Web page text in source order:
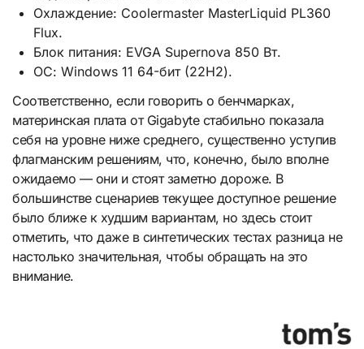
Охлаждение: Coolermaster MasterLiquid PL360
Flux.
Блок питания: EVGA Supernova 850 Вт.
ОС: Windows 11 64-бит (22H2).
Соответственно, если говорить о бенчмарках,
материнская плата от Gigabyte стабильно показала
себя на уровне ниже среднего, существенно уступив
флагманским решениям, что, конечно, было вполне
ожидаемо — они и стоят заметно дороже. В
большинстве сценариев текущее доступное решение
было ближе к худшим вариантам, но здесь стоит
отметить, что даже в синтетических тестах разница не
настолько значительная, чтобы обращать на это
внимание.